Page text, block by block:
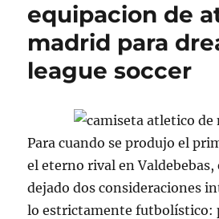
equipacion de
madrid para
league soccer
Para cuando se produjo el
el eterno rival en Valdebebas,
dejado dos consideraciones
lo estrictamente futbolístico: